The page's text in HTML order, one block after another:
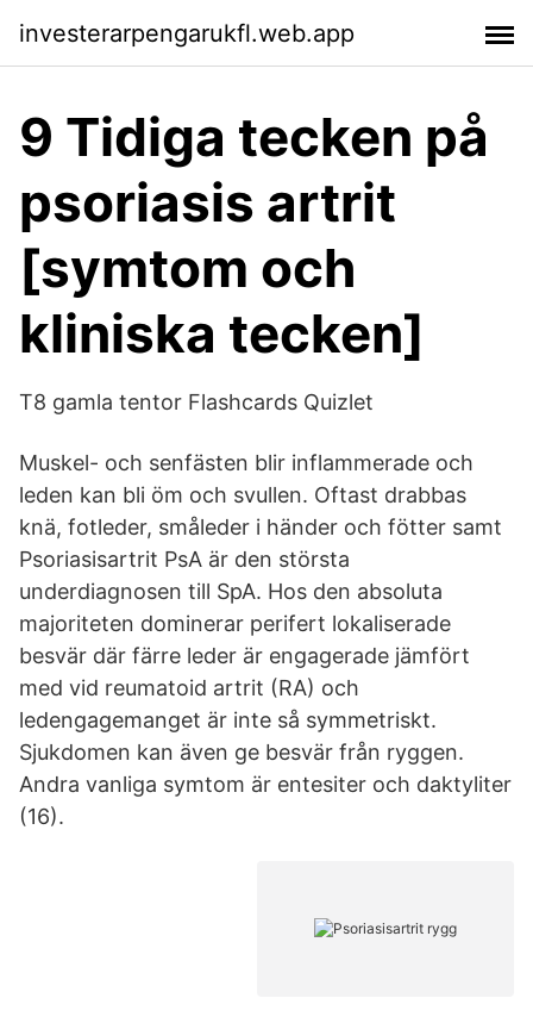
investerarpengarukfl.web.app
9 Tidiga tecken på
psoriasis artrit
[symtom och
kliniska tecken]
T8 gamla tentor Flashcards Quizlet
Muskel- och senfästen blir inflammerade och
leden kan bli öm och svullen. Oftast drabbas
knä, fotleder, småleder i händer och fötter samt
Psoriasisartrit PsA är den största
underdiagnosen till SpA. Hos den absoluta
majoriteten dominerar perifert lokaliserade
besvär där färre leder är engagerade jämfört
med vid reumatoid artrit (RA) och
ledengagemanget är inte så symmetriskt.
Sjukdomen kan även ge besvär från ryggen.
Andra vanliga symtom är entesiter och daktyliter
(16).